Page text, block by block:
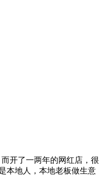
开了一两年的网红店，很
本地人，本地老板做生意